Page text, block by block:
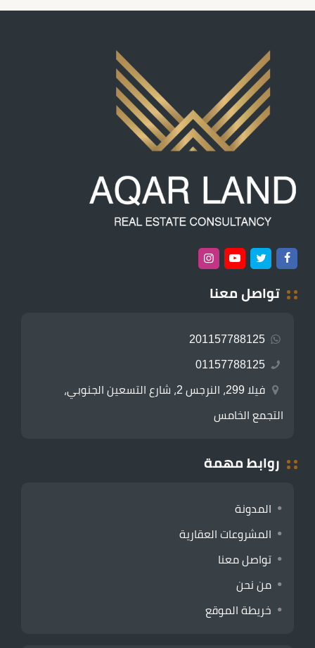
تواصل معنا
201157788125
01157788125
فيلا 299، النرجس 2، شارع التسعين الجنوبي،
التجمع الخامس
روابط مهمة
المدونة
المشروعات العقارية
تواصل معنا
من نحن
خريطة الموقع